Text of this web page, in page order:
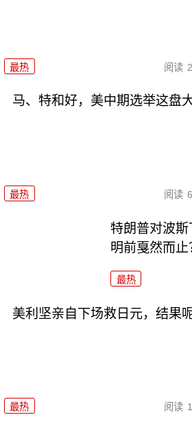
最热 阅读
马、特和好，美中期选举这盘
最热 阅读
特朗普对波
明前戛然而止
最热
美利坚亲自下场救日元，结果
最热 阅读